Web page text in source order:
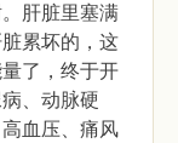
肝脏里塞满
累坏的，这
了，终于开
、动脉硬
血压、痛风